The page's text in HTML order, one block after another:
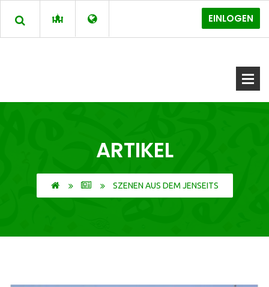
EINLOGEN
ARTIKEL
SZENEN AUS DEM JENSEITS